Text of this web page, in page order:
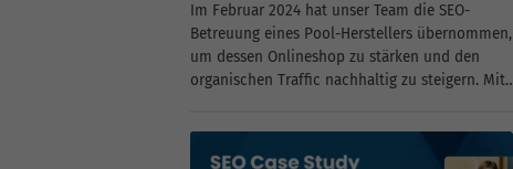
Im Februar 2024 hat unser Team die SEO-
Betreuung eines Pool-Herstellers übernommen,
um dessen Onlineshop zu stärken und den
organischen Traffic nachhaltig zu steigern. Mit